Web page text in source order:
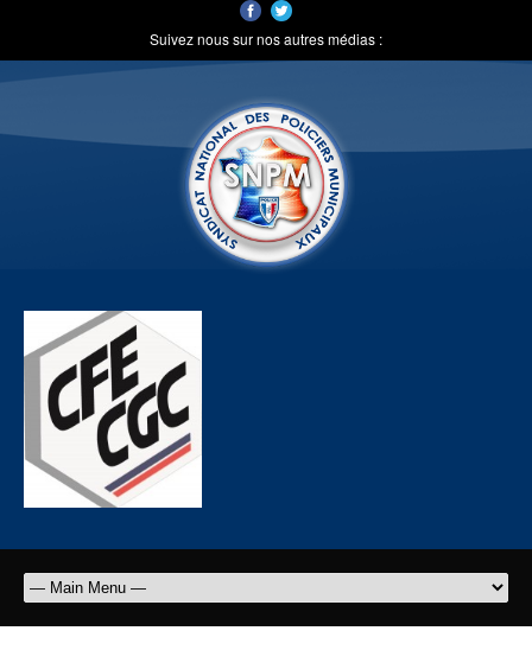
Suivez nous sur nos autres médias :